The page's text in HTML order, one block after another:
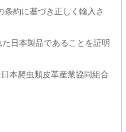
条約に基づき正しく輸入さ
日本製品であることを証明
本爬虫類皮革産業協同組合